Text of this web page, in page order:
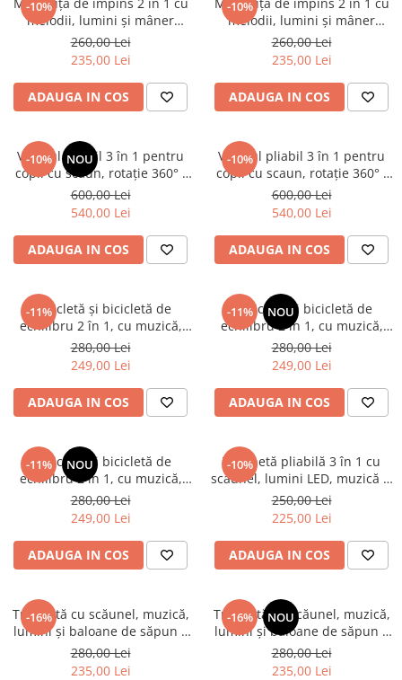
-10%
melodii, lumini și mâner
parental detașabil - Roșu
260,00 Lei
235,00 Lei
ADAUGA IN COS
-10%
melodii, lumini și mâner
parental detașabil - Albastru
260,00 Lei
235,00 Lei
ADAUGA IN COS
-10% NOU
Vehicul pliabil 3 în 1 pentru
copii cu scaun, rotație 360° -
Blue
600,00 Lei
540,00 Lei
ADAUGA IN COS
-10%
Vehicul pliabil 3 în 1 pentru
copii cu scaun, rotație 360° -
Roz
600,00 Lei
540,00 Lei
ADAUGA IN COS
-11%
Tricicletă și bicicletă de
echilibru 2 în 1, cu muzică,
lumini și pedale detașabile -
Albastru cu Roșu
280,00 Lei
249,00 Lei
ADAUGA IN COS
-11% NOU
Tricicletă și bicicletă de
echilibru 2 în 1, cu muzică,
lumini și pedale detașabile -
Blue
280,00 Lei
249,00 Lei
ADAUGA IN COS
-11% NOU
Tricicletă și bicicletă de
echilibru 2 în 1, cu muzică,
lumini și pedale detașabile -
Roz
280,00 Lei
249,00 Lei
ADAUGA IN COS
-10%
Trotinetă pliabilă 3 în 1 cu
scăunel, lumini LED, muzică și
aparat pentru baloane de
săpun – Turcoaz
250,00 Lei
225,00 Lei
ADAUGA IN COS
-16%
Trotinetă cu scăunel, muzică,
lumini și baloane de săpun –
Bej
280,00 Lei
235,00 Lei
-16% NOU
Trotinetă cu scăunel, muzică,
lumini și baloane de săpun –
Roz
280,00 Lei
235,00 Lei